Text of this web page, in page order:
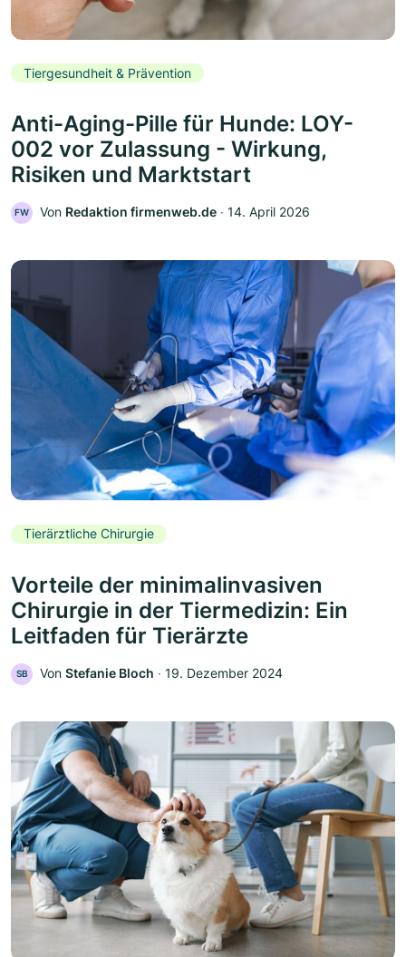
Tiergesundheit & Prävention
Anti-Aging-Pille für Hunde: LOY-
002 vor Zulassung - Wirkung,
Risiken und Marktstart
FW Von Redaktion firmenweb.de ‧ 14. April 2026
Tierärztliche Chirurgie
Vorteile der minimalinvasiven
Chirurgie in der Tiermedizin: Ein
Leitfaden für Tierärzte
SB Von Stefanie Bloch ‧ 19. Dezember 2024